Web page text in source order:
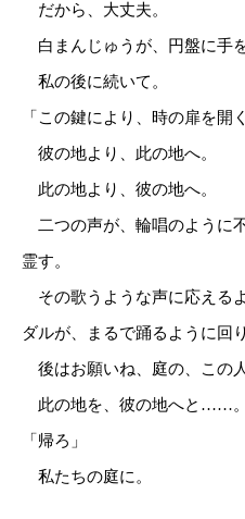
だから、大丈夫。
白まんじゅうが、円盤に手を
私の後に続いて。
「この鍵により、時の扉を開く
彼の地より、此の地へ。
此の地より、彼の地へ。
二つの声が、輪唱のように
霊す。
その歌うような声に応える
ダルが、まるで踊るように回
後はお願いね、庭の、この
此の地を、彼の地へと……。
「帰ろ」
私たちの庭に。